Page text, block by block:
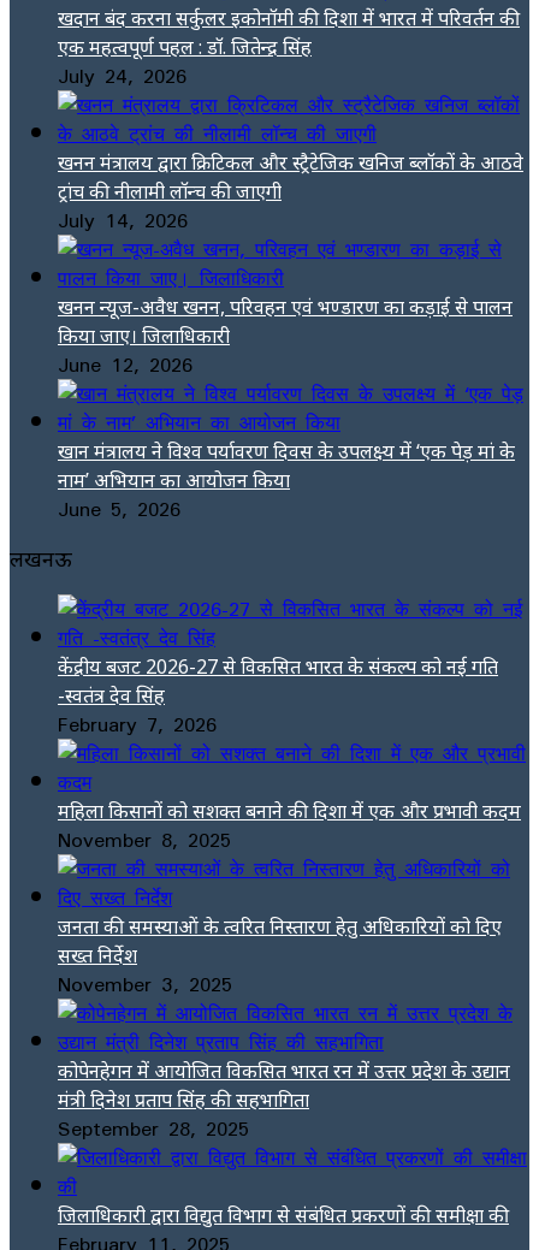
खदान बंद करना सर्कुलर इकोनॉमी की दिशा में भारत में परिवर्तन की
एक महत्वपूर्ण पहल : डॉ. जितेन्द्र सिंह
July 24, 2026
खनन मंत्रालय द्वारा क्रिटिकल और स्ट्रैटेजिक खनिज ब्लॉकों के आठवे
ट्रांच की नीलामी लॉन्च की जाएगी
July 14, 2026
खनन न्यूज-अवैध खनन, परिवहन एवं भण्डारण का कड़ाई से पालन
किया जाए। जिलाधिकारी
June 12, 2026
खान मंत्रालय ने विश्व पर्यावरण दिवस के उपलक्ष्य में ‘एक पेड़ मां के
नाम’ अभियान का आयोजन किया
June 5, 2026
लखनऊ
केंद्रीय बजट 2026-27 से विकसित भारत के संकल्प को नई गति
-स्वतंत्र देव सिंह
February 7, 2026
महिला किसानों को सशक्त बनाने की दिशा में एक और प्रभावी कदम
November 8, 2025
जनता की समस्याओं के त्वरित निस्तारण हेतु अधिकारियों को दिए
सख्त निर्देश
November 3, 2025
कोपेनहेगन में आयोजित विकसित भारत रन में उत्तर प्रदेश के उद्यान
मंत्री दिनेश प्रताप सिंह की सहभागिता
September 28, 2025
जिलाधिकारी द्वारा विद्युत विभाग से संबंधित प्रकरणों की समीक्षा की